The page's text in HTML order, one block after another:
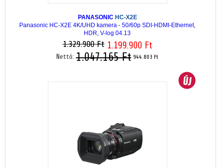
PANASONIC HC-X2E
Panasonic HC-X2E 4K/UHD kamera - 50/60p SDI-HDMI-Ethernet,
HDR, V-log 04.13
1.329.900 Ft 1.199.900 Ft
Nettó: 1.047.165 Ft 944.803 Ft